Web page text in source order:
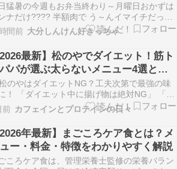
猛暑の今週もお弁当終わり～月曜日おかずは
ナだけ???? 半額肉で う～んイマイチだっ
火曜日ダンナ鰻弁当???? 水曜日残り物弁
???? あれ？こんなのダンナに持たせてた????
曜日またまたダンナに鰻弁当????さすがに飽き
らしい???? 金曜日安定の…
間前 大分しんけん好きっちゃ
2026最新】松のやでダイエット！筋ト
パが選ぶ太らないメニュー4選と神
ル
のやはダイエットNG？工夫次第で最強の味
！ 「ダイエット中に揚げ物は絶対NG」 「と
つ屋さん＝即デブ」 と思っていませんか？
論から言うと、メニューの選び方と食べ方さえ
夫すれば、松のやはダイエット中でも十分に活
できます！ 松のやのメニューは、高タンパクな
…
前 カフェインとプロテインの日々
2026年最新】まごころケア食とは？メ
ー・料金・特徴をわかりやすく解説
ころケア食は、管理栄養士監修の栄養バラン